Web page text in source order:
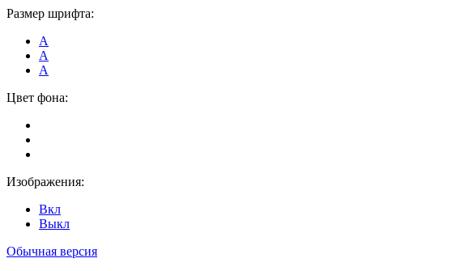
Размер шрифта:
А
А
А
Цвет фона:
Изображения:
Вкл
Выкл
Обычная версия